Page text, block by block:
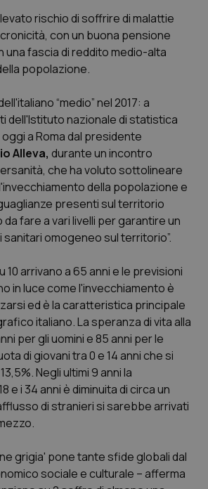
Giulia
coronaropatie
rischio di soffrire di malattie
con un buona pensione
una fascia di reddito medio-alta
popolazione.
“medio” nel 2017: a
dell'Istituto nazionale di statistica
a Roma dal presidente
Alleva, durante un incontro
che ha voluto sottolineare
della popolazione e
presenti sul territorio
da fare a vari livelli per garantire un
omogeneo sul territorio”.
10 arrivano a 65 anni e le previsioni
in luce come l'invecchiamento è
ed è la caratteristica principale
italiano. La speranza di vita alla
per gli uomini e 85 anni per le
di giovani tra 0 e 14 anni che si
Negli ultimi 9 anni la
e i 34 anni è diminuita di circa un
di stranieri si sarebbe arrivati
grigia' pone tante sfide globali dal
sociale e culturale – afferma